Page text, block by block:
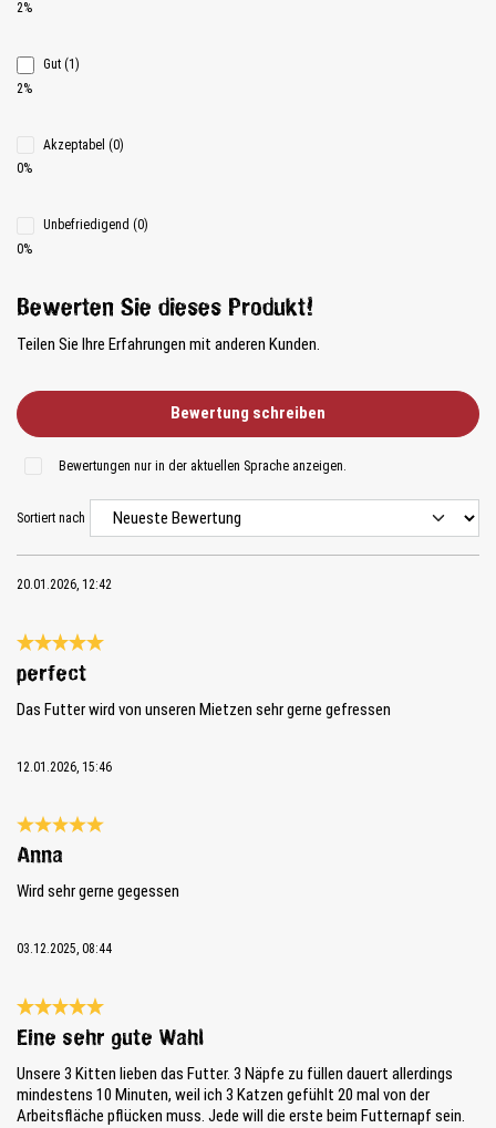
2%
Gut (1)
2%
Akzeptabel (0)
0%
Unbefriedigend (0)
0%
Bewerten Sie dieses Produkt!
Teilen Sie Ihre Erfahrungen mit anderen Kunden.
Bewertung schreiben
Bewertungen nur in der aktuellen Sprache anzeigen.
Sortiert nach
20.01.2026, 12:42
Bewertung mit 5 von 5 Sternen
perfect
Das Futter wird von unseren Mietzen sehr gerne gefressen
12.01.2026, 15:46
Bewertung mit 5 von 5 Sternen
Anna
Wird sehr gerne gegessen
03.12.2025, 08:44
Bewertung mit 5 von 5 Sternen
Eine sehr gute Wahl
Unsere 3 Kitten lieben das Futter. 3 Näpfe zu füllen dauert allerdings
mindestens 10 Minuten, weil ich 3 Katzen gefühlt 20 mal von der
Arbeitsfläche pflücken muss. Jede will die erste beim Futternapf sein.